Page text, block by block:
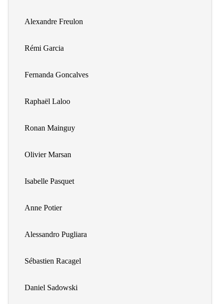
Alexandre Freulon
Rémi Garcia
Fernanda Goncalves
Raphaël Laloo
Ronan Mainguy
Olivier Marsan
Isabelle Pasquet
Anne Potier
Alessandro Pugliara
Sébastien Racagel
Daniel Sadowski